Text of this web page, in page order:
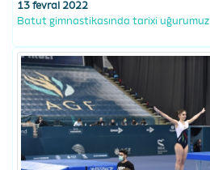
13 fevral 2022
Batut gimnastikasında tarixi uğurumuz